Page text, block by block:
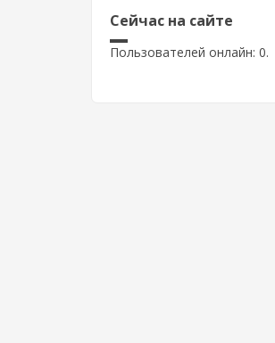
Сейчас на сайте
Пользователей онлайн: 0.